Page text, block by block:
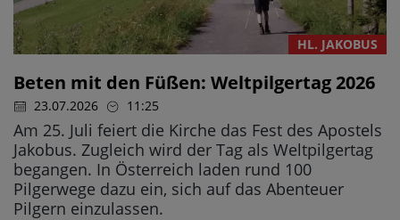
HL. JAKOBUS
Beten mit den Füßen: Weltpilgertag 2026
23.07.2026 11:25
Am 25. Juli feiert die Kirche das Fest des Apostels
Jakobus. Zugleich wird der Tag als Weltpilgertag
begangen. In Österreich laden rund 100
Pilgerwege dazu ein, sich auf das Abenteuer
Pilgern einzulassen.